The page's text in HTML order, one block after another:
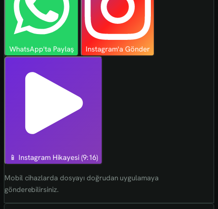
WhatsApp'ta Paylaş Instagram'a Gönder
📱 Instagram Hikayesi (9:16)
Mobil cihazlarda dosyayı doğrudan uygulamaya
gönderebilirsiniz.